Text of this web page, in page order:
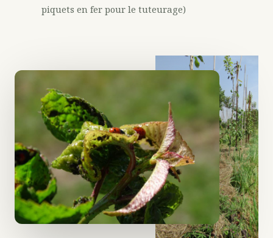
piquets en fer pour le tuteurage)